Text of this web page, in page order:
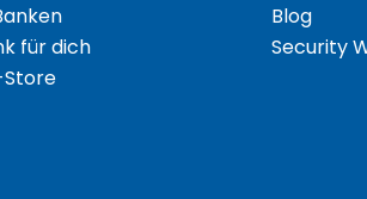
für dich
Blog
Security